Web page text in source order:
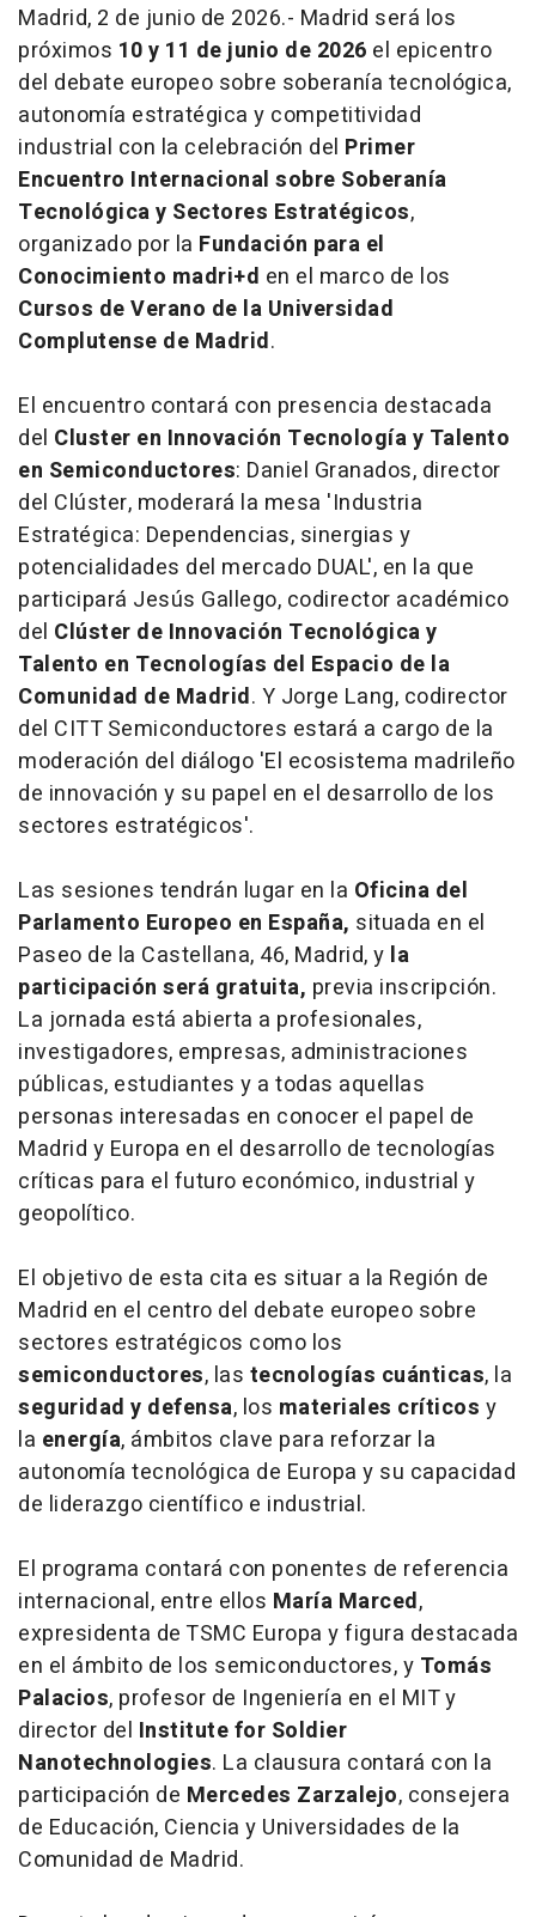
Madrid, 2 de junio de 2026.- Madrid será los
próximos 10 y 11 de junio de 2026 el epicentro
del debate europeo sobre soberanía tecnológica,
autonomía estratégica y competitividad
industrial con la celebración del Primer
Encuentro Internacional sobre Soberanía
Tecnológica y Sectores Estratégicos,
organizado por la Fundación para el
Conocimiento madri+d en el marco de los
Cursos de Verano de la Universidad
Complutense de Madrid.
El encuentro contará con presencia destacada
del Cluster en Innovación Tecnología y Talento
en Semiconductores: Daniel Granados, director
del Clúster, moderará la mesa 'Industria
Estratégica: Dependencias, sinergias y
potencialidades del mercado DUAL', en la que
participará Jesús Gallego, codirector académico
del Clúster de Innovación Tecnológica y
Talento en Tecnologías del Espacio de la
Comunidad de Madrid. Y Jorge Lang, codirector
del CITT Semiconductores estará a cargo de la
moderación del diálogo 'El ecosistema madrileño
de innovación y su papel en el desarrollo de los
sectores estratégicos'.
Las sesiones tendrán lugar en la Oficina del
Parlamento Europeo en España, situada en el
Paseo de la Castellana, 46, Madrid, y la
participación será gratuita, previa inscripción.
La jornada está abierta a profesionales,
investigadores, empresas, administraciones
públicas, estudiantes y a todas aquellas
personas interesadas en conocer el papel de
Madrid y Europa en el desarrollo de tecnologías
críticas para el futuro económico, industrial y
geopolítico.
El objetivo de esta cita es situar a la Región de
Madrid en el centro del debate europeo sobre
sectores estratégicos como los
semiconductores, las tecnologías cuánticas, la
seguridad y defensa, los materiales críticos y
la energía, ámbitos clave para reforzar la
autonomía tecnológica de Europa y su capacidad
de liderazgo científico e industrial.
El programa contará con ponentes de referencia
internacional, entre ellos María Marced,
expresidenta de TSMC Europa y figura destacada
en el ámbito de los semiconductores, y Tomás
Palacios, profesor de Ingeniería en el MIT y
director del Institute for Soldier
Nanotechnologies. La clausura contará con la
participación de Mercedes Zarzalejo, consejera
de Educación, Ciencia y Universidades de la
Comunidad de Madrid.